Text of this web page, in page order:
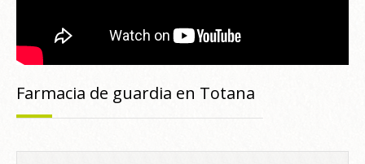
Farmacia de guardia en Totana